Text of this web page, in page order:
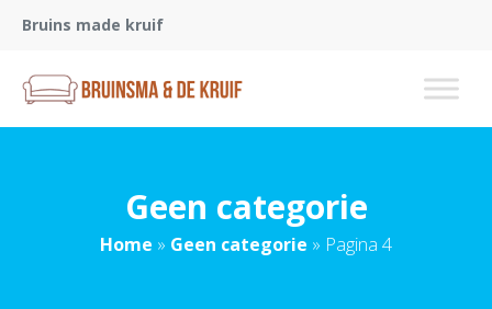
Bruins made kruif
Geen categorie
Home » Geen categorie » Pagina 4